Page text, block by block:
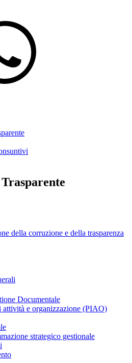
della corruzione e della trasparenza
Documentale
attività e organizzazione (PIAO)
strategico gestionale